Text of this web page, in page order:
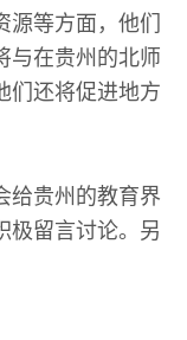
等方面，他们
与在贵州的北师
们还将促进地方
给贵州的教育界
极留言讨论。另